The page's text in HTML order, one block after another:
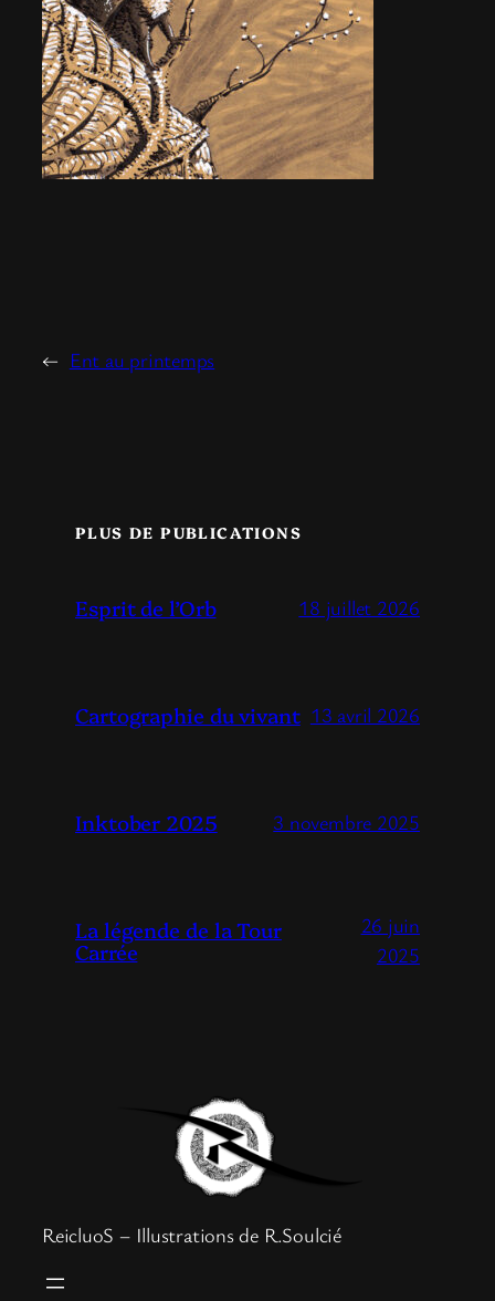
← Ent au printemps
PLUS DE PUBLICATIONS
Esprit de l’Orb 18 juillet 2026
Cartographie du vivant 13 avril 2026
Inktober 2025 3 novembre 2025
La légende de la Tour
Carrée
26 juin
2025
ReicluoS – Illustrations de R.Soulcié